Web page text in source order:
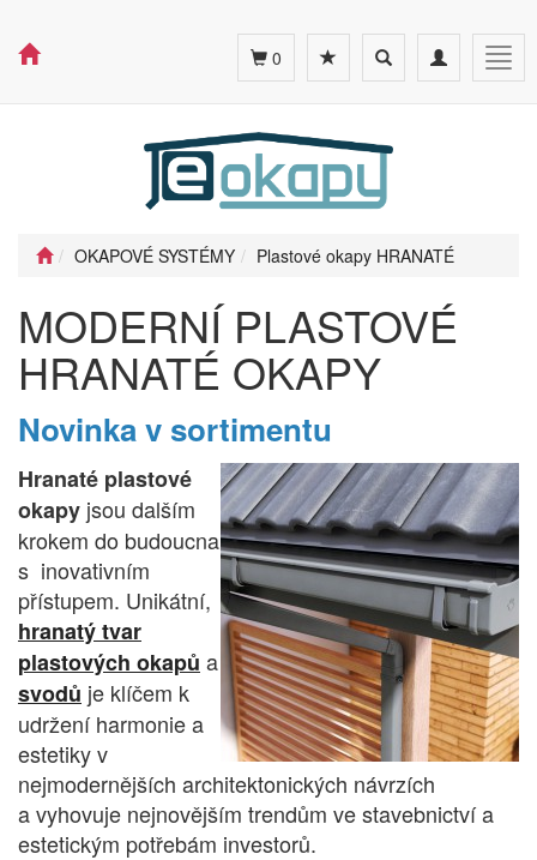
Toggle
navigation
Toggle
search
0
OKAPOVÉ SYSTÉMY Plastové okapy HRANATÉ
MODERNÍ PLASTOVÉ
HRANATÉ OKAPY
Novinka v sortimentu
Hranaté plastové
okapy jsou dalším
krokem do budoucna
s inovativním
přístupem. Unikátní,
hranatý tvar
plastových okapů a
svodů je klíčem k
udržení harmonie a
estetiky v
nejmodernějších architektonických návrzích
a vyhovuje nejnovějším trendům ve stavebnictví a
estetickým potřebám investorů.